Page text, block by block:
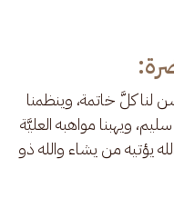
لنا كلَّ خاتمة، وينظمنا
ويهبنا مواهبه العليَّة
يؤتيه من يشاء والله ذو